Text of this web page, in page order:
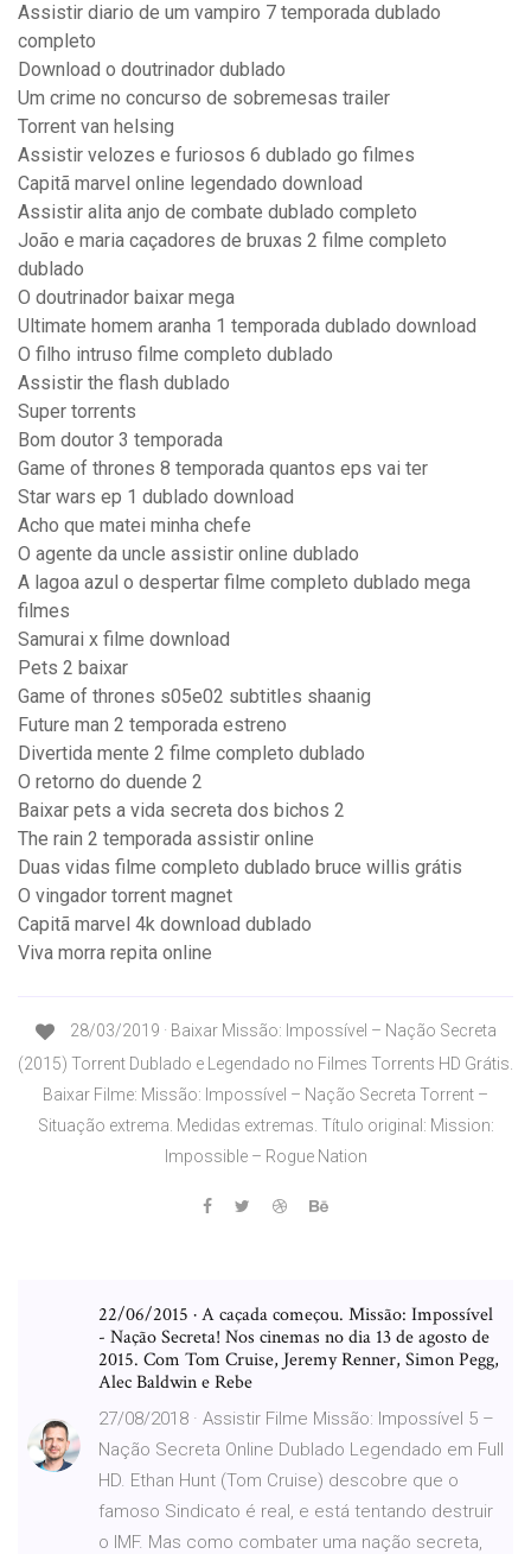
Assistir diario de um vampiro 7 temporada dublado
completo
Download o doutrinador dublado
Um crime no concurso de sobremesas trailer
Torrent van helsing
Assistir velozes e furiosos 6 dublado go filmes
Capitã marvel online legendado download
Assistir alita anjo de combate dublado completo
João e maria caçadores de bruxas 2 filme completo
dublado
O doutrinador baixar mega
Ultimate homem aranha 1 temporada dublado download
O filho intruso filme completo dublado
Assistir the flash dublado
Super torrents
Bom doutor 3 temporada
Game of thrones 8 temporada quantos eps vai ter
Star wars ep 1 dublado download
Acho que matei minha chefe
O agente da uncle assistir online dublado
A lagoa azul o despertar filme completo dublado mega
filmes
Samurai x filme download
Pets 2 baixar
Game of thrones s05e02 subtitles shaanig
Future man 2 temporada estreno
Divertida mente 2 filme completo dublado
O retorno do duende 2
Baixar pets a vida secreta dos bichos 2
The rain 2 temporada assistir online
Duas vidas filme completo dublado bruce willis grátis
O vingador torrent magnet
Capitã marvel 4k download dublado
Viva morra repita online
28/03/2019 · Baixar Missão: Impossível – Nação Secreta
(2015) Torrent Dublado e Legendado no Filmes Torrents HD Grátis.
Baixar Filme: Missão: Impossível – Nação Secreta Torrent –
Situação extrema. Medidas extremas. Título original: Mission:
Impossible – Rogue Nation
22/06/2015 · A caçada começou. Missão: Impossível
- Nação Secreta! Nos cinemas no dia 13 de agosto de
2015. Com Tom Cruise, Jeremy Renner, Simon Pegg,
Alec Baldwin e Rebe
27/08/2018 · Assistir Filme Missão: Impossível 5 –
Nação Secreta Online Dublado Legendado em Full
HD. Ethan Hunt (Tom Cruise) descobre que o
famoso Sindicato é real, e está tentando destruir
o IMF. Mas como combater uma nação secreta,